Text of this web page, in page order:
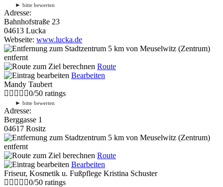
► bitte bewerten
Adresse:
Bahnhofstraße 23
04613 Lucka
Webseite: www.lucka.de
5 km von Meuselwitz (Zentrum)
entfernt
Route
Bearbeiten
Mandy Taubert
0/50 ratings
► bitte bewerten
Adresse:
Berggasse 1
04617 Rositz
5 km von Meuselwitz (Zentrum)
entfernt
Route
Bearbeiten
Friseur, Kosmetik u. Fußpflege Kristina Schuster
0/50 ratings